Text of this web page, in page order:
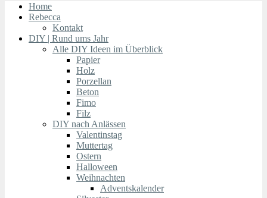
Home
Rebecca
Kontakt
DIY | Rund ums Jahr
Alle DIY Ideen im Überblick
Papier
Holz
Porzellan
Beton
Fimo
Filz
DIY nach Anlässen
Valentinstag
Muttertag
Ostern
Halloween
Weihnachten
Adventskalender